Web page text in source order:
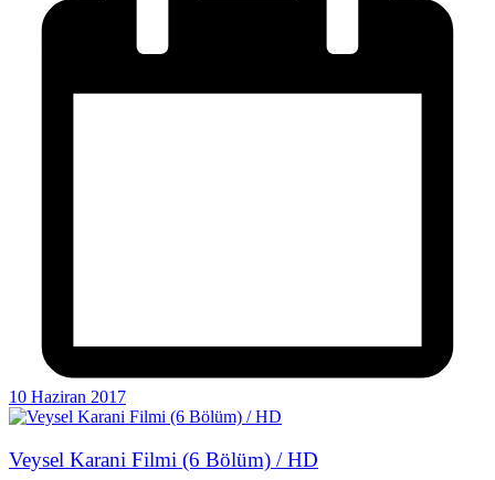
10 Haziran 2017
Veysel Karani Filmi (6 Bölüm) / HD